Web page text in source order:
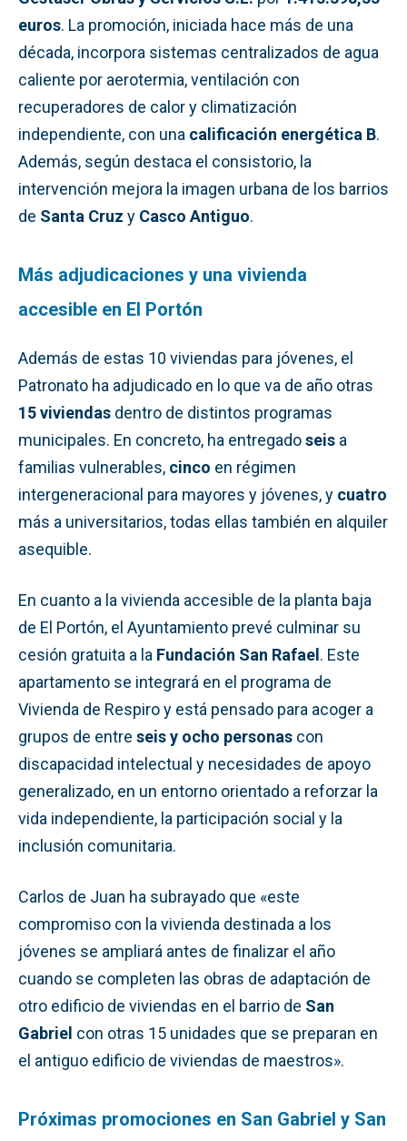
euros. La promoción, iniciada hace más de una
década, incorpora sistemas centralizados de agua
caliente por aerotermia, ventilación con
recuperadores de calor y climatización
independiente, con una calificación energética B.
Además, según destaca el consistorio, la
intervención mejora la imagen urbana de los barrios
de Santa Cruz y Casco Antiguo.
Más adjudicaciones y una vivienda
accesible en El Portón
Además de estas 10 viviendas para jóvenes, el
Patronato ha adjudicado en lo que va de año otras
15 viviendas dentro de distintos programas
municipales. En concreto, ha entregadoseis a
familias vulnerables, cinco en régimen
intergeneracional para mayores y jóvenes, y cuatro
más a universitarios, todas ellas también en alquiler
asequible.
En cuanto a la vivienda accesible de la planta baja
de El Portón, el Ayuntamiento prevé culminar su
cesión gratuita a la Fundación San Rafael. Este
apartamento se integrará en el programa de
Vivienda de Respiro y está pensado para acoger a
grupos de entre seis y ocho personas con
discapacidad intelectual y necesidades de apoyo
generalizado, en un entorno orientado a reforzar la
vida independiente, la participación social y la
inclusión comunitaria.
Carlos de Juan ha subrayado que «este
compromiso con la vivienda destinada a los
jóvenes se ampliará antes de finalizar el año
cuando se completen las obras de adaptación de
otro edificio de viviendas en el barrio de San
Gabriel con otras 15 unidades que se preparan en
el antiguo edificio de viviendas de maestros».
Próximas promociones en San Gabriel y San